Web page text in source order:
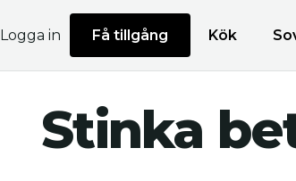
Kök
Logga in Få tillgång
Stinka